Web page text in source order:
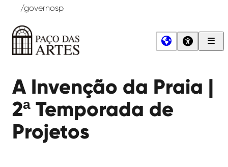
/governosp
Artes
A Invenção da Praia |
2ª Temporada de
Projetos